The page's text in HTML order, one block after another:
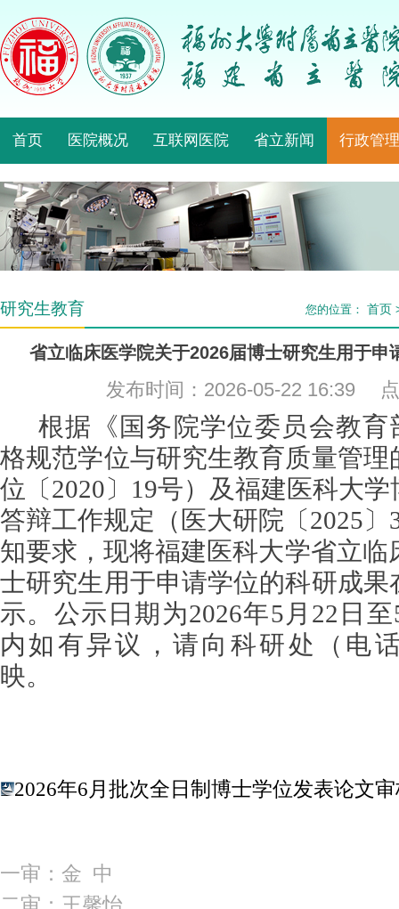
首页 医院概况 互联网医院 省立新闻 行政管理
研究生教育 您的位置： 首页
省立临床医学院关于2026届博士研究生用于申
发布时间：2026-05-22 16:39
根据《国务院学位委员会教
格规范学位与研究生教育质量管
位〔2020〕19号）及福建医科大
答辩工作规定（医大研院〔2025
知要求，现将福建医科大学省立临
士研究生用于申请学位的科研成
示。公示日期为2026年5月22日
内如有异议，请向科研处（电
映。
2026年6月批次全日制博士学位发表论文
一审：金 中